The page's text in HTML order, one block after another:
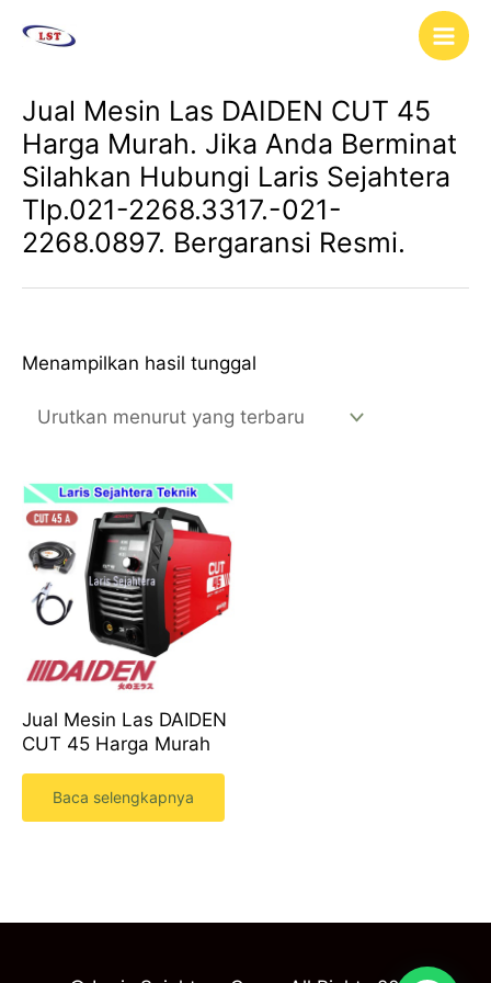
Main
Jual Mesin Las DAIDEN CUT 45
Harga Murah. Jika Anda Berminat
Silahkan Hubungi Laris Sejahtera
Tlp.021-2268.3317.-021-
2268.0897. Bergaransi Resmi.
Menampilkan hasil tunggal
Jual Mesin Las DAIDEN
CUT 45 Harga Murah
Baca selengkapnya